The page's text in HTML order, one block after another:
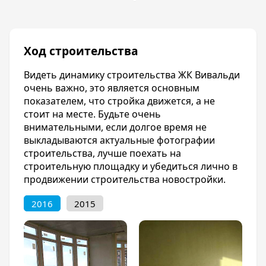
прилегающем парке и немного упражнений
время суток. И вся эта красота прямо под
вашими окнами. Для того чтобы совершить
прогулку, подышать свежим чистым
воздухом, отдохнуть от постоянно
окружающей вас техники и побыть на лоне
природы, ехать никуда не придется. В
«Вивальди» позаботились о том, чтобы
жильцы могли наслаждаться единением с
природой, сделав всего несколько шагов от
своего подъезда.
Предлагаются квартиры от застройщика в
лучшем жилом комплексе из построенных
сегодня в Краснодаре. «Вивальди» - это не
просто жилой комплекс, объединяющий
современные возможности и взгляды на
жилье. Это качественно новый уровень
Ход строительства
Видеть динамику строительства ЖК Вивальди
очень важно, это является основным
показателем, что стройка движется, а не
стоит на месте. Будьте очень
внимательными, если долгое время не
выкладываются актуальные фотографии
строительства, лучше поехать на
строительную площадку и убедиться лично в
продвижении строительства новостройки.
2016 2015